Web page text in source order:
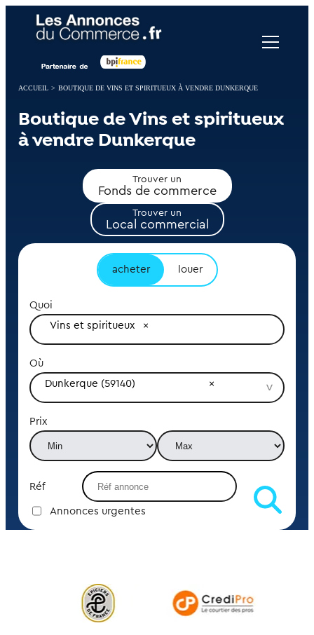
ACCUEIL > BOUTIQUE DE VINS ET SPIRITUEUX À VENDRE DUNKERQUE
Boutique de Vins et spiritueux
à vendre Dunkerque
Trouver un
Fonds de commerce
Trouver un
Local commercial
acheter louer
Quoi
Vins et spiritueux
Où
Dunkerque (59140)
Prix
Réf
Annonces urgentes
Panneau de gestion des cookies